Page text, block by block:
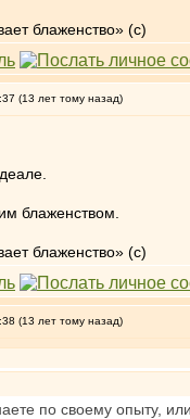
блаженство» (с)
(13 лет тому назад)
блаженством.
блаженство» (с)
(13 лет тому назад)
по своему опыту,